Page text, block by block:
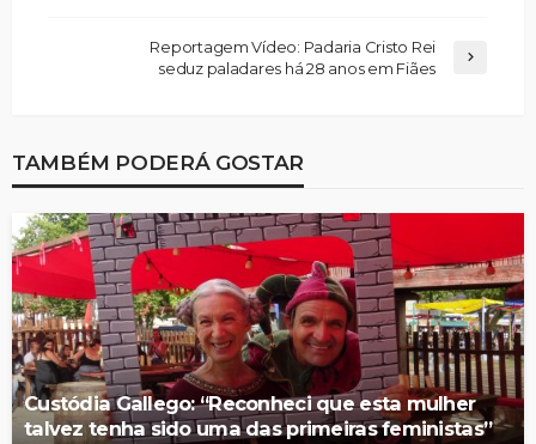
Reportagem Vídeo: Padaria Cristo Rei
seduz paladares há 28 anos em Fiães
TAMBÉM PODERÁ GOSTAR
Custódia Gallego: “Reconheci que esta mulher
talvez tenha sido uma das primeiras feministas”